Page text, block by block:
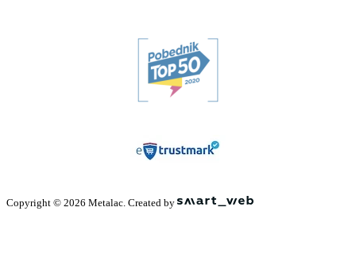
Copyright © 2026 Metalac. Created by